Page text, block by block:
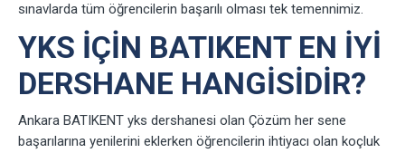
sınavlarda tüm öğrencilerin başarılı olması tek temennimiz.
YKS IÇIN BATIKENT EN IYI
DERSHANE HANGISIDIR?
Ankara BATIKENT yks dershanesi olan Çözüm her sene
başarılarına yenilerini eklerken öğrencilerin ihtiyacı olan koçluk